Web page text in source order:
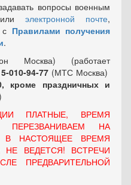
вопросы военным
электронной почте,
Правилами получения
.
Москва) (работает
010-94-77 (МТС Москва)
кроме праздничных и
ПЛАТНЫЕ, ВРЕМЯ
НА
НАСТОЯЩЕЕ ВРЕМЯ
ВЕДЕТСЯ! ВСТРЕЧИ
ПРЕДВАРИТЕЛЬНОЙ